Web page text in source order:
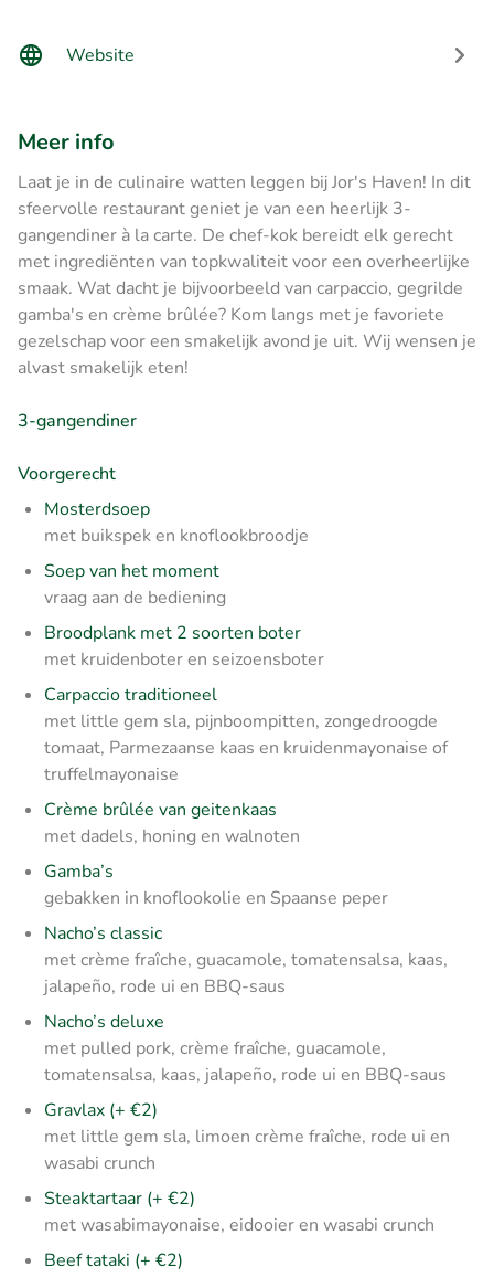
Website
Meer info
Laat je in de culinaire watten leggen bij Jor's Haven! In dit
sfeervolle restaurant geniet je van een heerlijk 3-
gangendiner à la carte. De chef-kok bereidt elk gerecht
met ingrediënten van topkwaliteit voor een overheerlijke
smaak. Wat dacht je bijvoorbeeld van carpaccio, gegrilde
gamba's en crème brûlée? Kom langs met je favoriete
gezelschap voor een smakelijk avond je uit. Wij wensen je
alvast smakelijk eten!
3-gangendiner
Voorgerecht
Mosterdsoep
met buikspek en knoflookbroodje
Soep van het moment
vraag aan de bediening
Broodplank met 2 soorten boter
met kruidenboter en seizoensboter
Carpaccio traditioneel
met little gem sla, pijnboompitten, zongedroogde
tomaat, Parmezaanse kaas en kruidenmayonaise of
truffelmayonaise
Crème brûlée van geitenkaas
met dadels, honing en walnoten
Gamba’s
gebakken in knoflookolie en Spaanse peper
Nacho’s classic
met crème fraîche, guacamole, tomatensalsa, kaas,
jalapeño, rode ui en BBQ-saus
Nacho’s deluxe
met pulled pork, crème fraîche, guacamole,
tomatensalsa, kaas, jalapeño, rode ui en BBQ-saus
Gravlax (+ €2)
met little gem sla, limoen crème fraîche, rode ui en
wasabi crunch
Steaktartaar (+ €2)
met wasabimayonaise, eidooier en wasabi crunch
Beef tataki (+ €2)